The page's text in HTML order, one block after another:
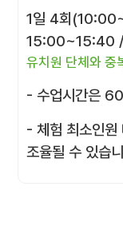
1일 4회
15:00~15:40
유치원 단체와 중
- 수업시간은
- 체험 최소인원
조율될 수 있습